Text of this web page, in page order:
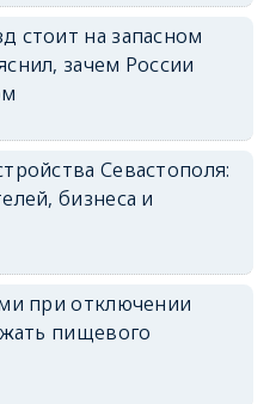
стоит на запасном
зачем России
Севастополя:
бизнеса и
при отключении
пищевого